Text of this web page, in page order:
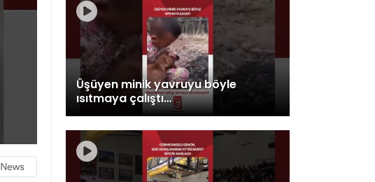
Üşüyen minik yavruyu böyle
ısıtmaya çalıştı…